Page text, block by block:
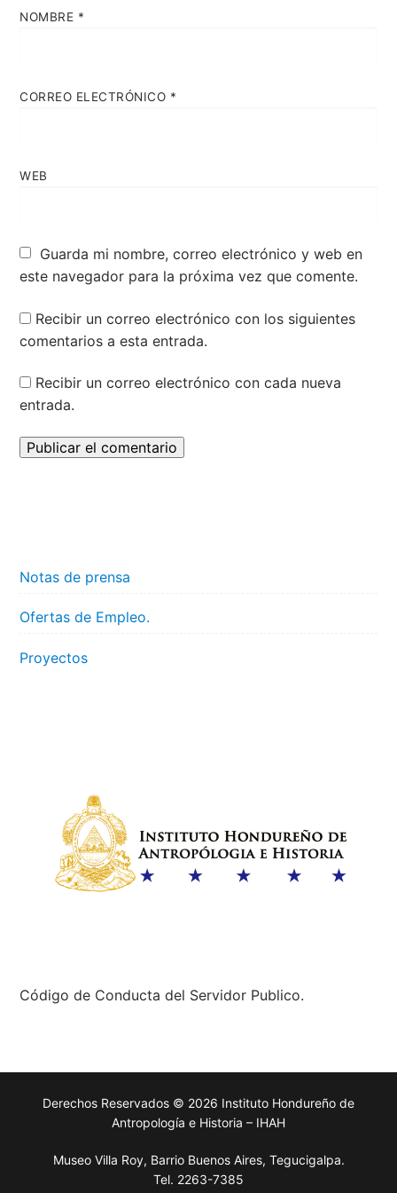
NOMBRE *
CORREO ELECTRÓNICO *
WEB
Guarda mi nombre, correo electrónico y web en
este navegador para la próxima vez que comente.
Recibir un correo electrónico con los siguientes
comentarios a esta entrada.
Recibir un correo electrónico con cada nueva
entrada.
Notas de prensa
Ofertas de Empleo.
Proyectos
Código de Conducta del Servidor Publico.
Derechos Reservados © 2026 Instituto Hondureño de
Antropología e Historia – IHAH
Museo Villa Roy, Barrio Buenos Aires, Tegucigalpa.
Tel. 2263-7385